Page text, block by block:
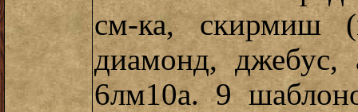
см-ка, скирмиш
диамонд, джебус,
6лм10а. 9